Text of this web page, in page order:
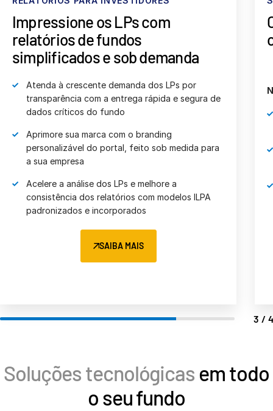
Concentre-se no resultado. Nós
cuidamos da papelada
Nossa equipe irá:
Obter os dados dos investidores com o
Organizar e formatar documentos para que o
upload e a entrega sejam perfeitos
Revisar, publicar e notificar os LPs por meio do
FundCentre Reporting
4/
Soluções tecnológicas em todo
o seu fundo